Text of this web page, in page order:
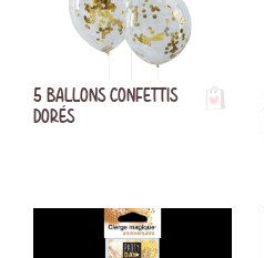
5 BALLONS CONFETTIS
DORÉS